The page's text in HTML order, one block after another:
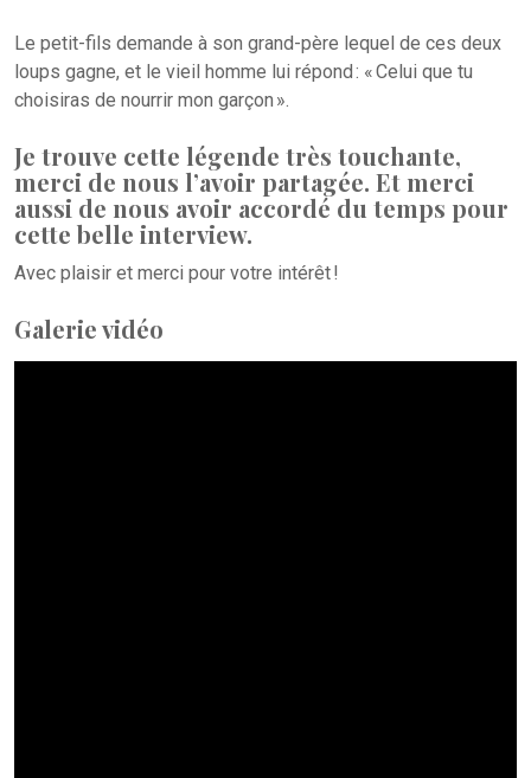
Le petit-fils demande à son grand-père lequel de ces deux
loups gagne, et le vieil homme lui répond : « Celui que tu
choisiras de nourrir mon garçon ».
Je trouve cette légende très touchante,
merci de nous l’avoir partagée. Et merci
aussi de nous avoir accordé du temps pour
cette belle interview.
Avec plaisir et merci pour votre intérêt !
Galerie vidéo